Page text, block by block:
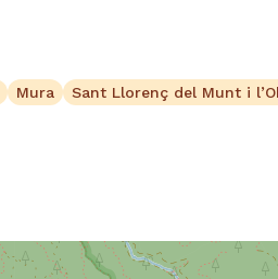
Mura Sant Llorenç del Munt i